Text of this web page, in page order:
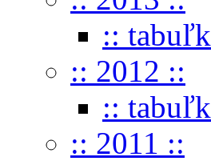
::
:: 2012 ::
::
:: 2011 ::